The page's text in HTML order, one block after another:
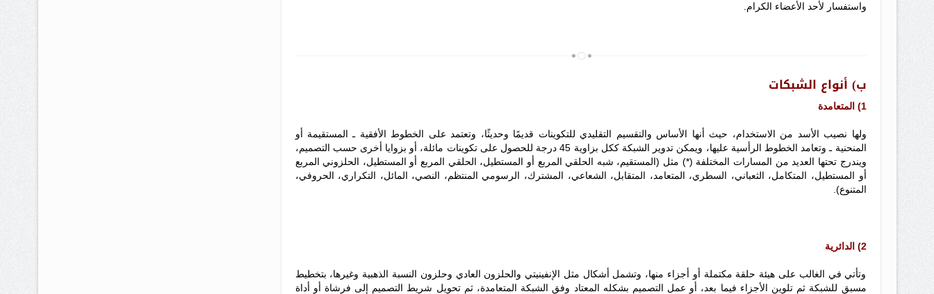
واستفسار لأحد الأعضاء الكرام.
ب) أنواع الشبكات
1) المتعامدة
ولها نصيب الأسد من الاستخدام، حيث أنها الأساس والتقسيم التقليدي للتكوينات قديمًا وحديثًا، وتعتمد على الخطوط الأفقية ـ المستقيمة أو
المنحنية ـ وتعامد الخطوط الرأسية عليها، ويمكن تدوير الشبكة ككل بزاوية 45 درجة للحصول على تكوينات مائلة، أو بزوايا أخرى حسب التصميم،
ويندرج تحتها العديد من المسارات المختلفة (*) مثل (المستقيم، شبه الحلقي المربع أو المستطيل، الحلقي المربع أو المستطيل، الحلزوني المربع
أو المستطيل، المتكامل، الثعباني، السطري، المتعامد، المتقابل، الشعاعي، المشترك، الرسومي المنتظم، النصي، المائل، التكراري، الحروفي،
المتنوع).
2) الدائرية
وتأتي في الغالب على هيئة حلقة مكتملة أو أجزاء منها، وتشمل أشكال مثل الإنفينيتي والحلزون العادي وحلزون النسبة الذهبية وغيرها، بتخطيط
مسبق للشبكة ثم تلوين الأجزاء فيما بعد، أو عمل التصميم بشكله المعتاد وفق الشبكة المتعامدة، ثم تحويل شريط التصميم إلى فرشاة أو أداة